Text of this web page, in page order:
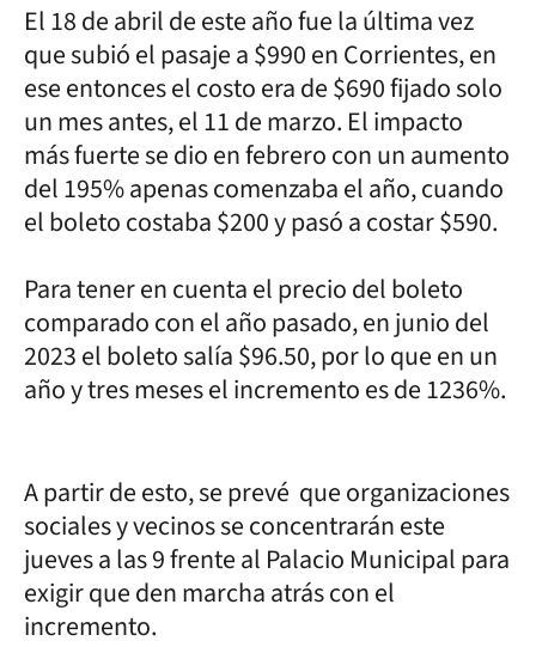
El 18 de abril de este año fue la última vez
que subió el pasaje a $990 en Corrientes, en
ese entonces el costo era de $690 fijado solo
un mes antes, el 11 de marzo. El impacto
más fuerte se dio en febrero con un aumento
del 195% apenas comenzaba el año, cuando
el boleto costaba $200 y pasó a costar $590.
Para tener en cuenta el precio del boleto
comparado con el año pasado, en junio del
2023 el boleto salía $96.50, por lo que en un
año y tres meses el incremento es de 1236%.
A partir de esto, se prevé que organizaciones
sociales y vecinos se concentrarán este
jueves a las 9 frente al Palacio Municipal para
exigir que den marcha atrás con el
incremento.